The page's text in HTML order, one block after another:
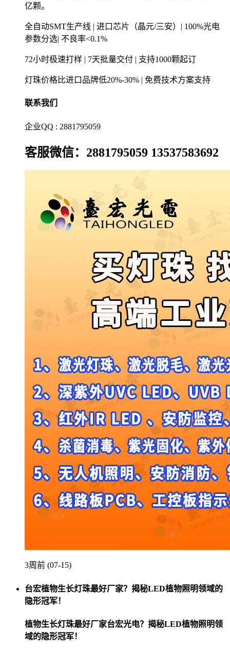
亿颗。
全自动SMT生产线 | 进口芯片（晶元/三安）| 100%光电
参数分选| 不良率<0.1%
72小时极速打样 | 7天批量交付 | 支持1000颗起订
灯珠价格比进口品牌低20%-30% | 免费技术方案支持
联系我们
企业QQ : 2881795059
客服微信：2881795059 13537583692
3周前 (07-15)
台宏植物生长灯珠最好厂家？揭秘LED植物照明领域的
隐形冠军！
植物生长灯珠最好厂家台宏光电？揭秘LED植物照明领
域的隐形冠军！